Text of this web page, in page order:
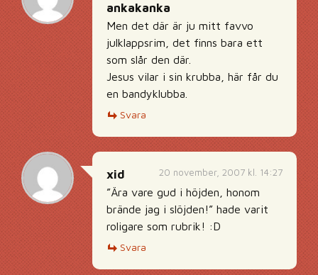
ankakanka
Men det där är ju mitt favvo
julklappsrim, det finns bara ett
som slår den där.
Jesus vilar i sin krubba, här får du
en bandyklubba.
Svara
20 november, 2007 kl. 14:27
xid
”Ära vare gud i höjden, honom
brände jag i slöjden!” hade varit
roligare som rubrik! :D
Svara